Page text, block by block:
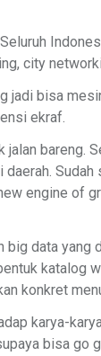
city
jadi bisa
ekraf.
bareng.
engine of
big data yang
katalog
konkret
karya-
bisa go